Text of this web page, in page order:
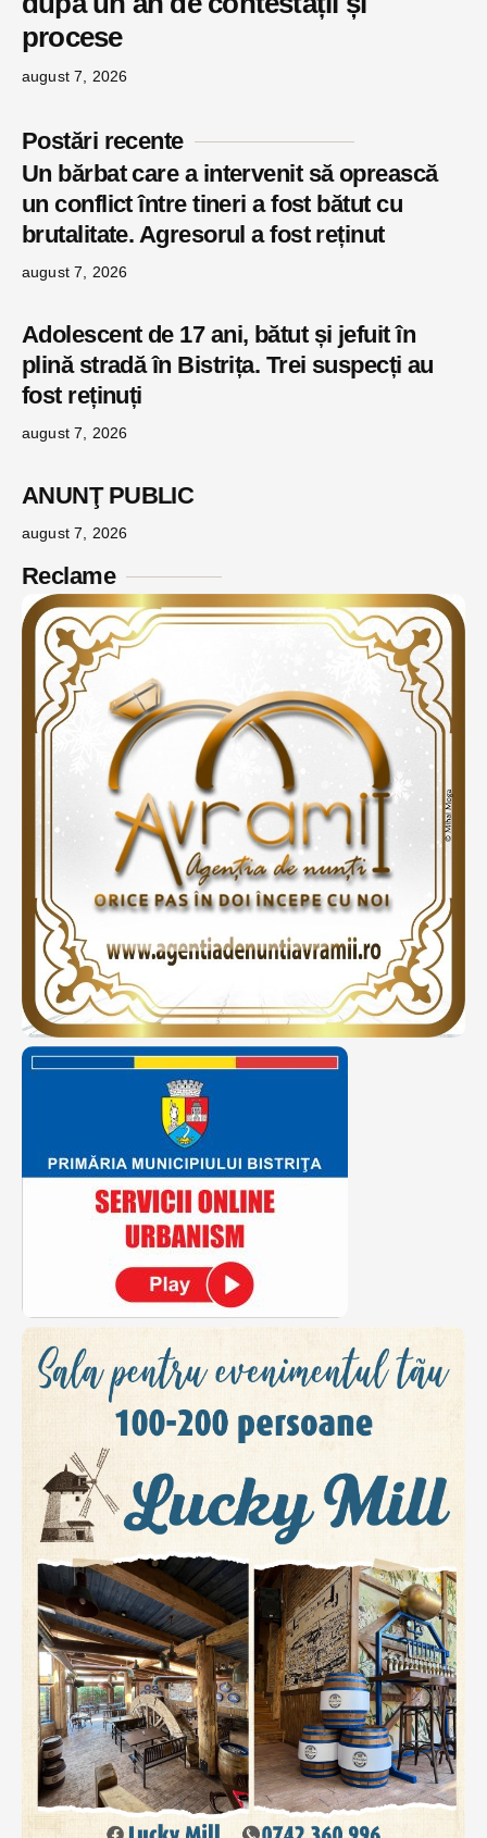
procese
august 7, 2026
Postări recente
Un bărbat care a intervenit să oprească
un conflict între tineri a fost bătut cu
brutalitate. Agresorul a fost reținut
august 7, 2026
Adolescent de 17 ani, bătut și jefuit în
plină stradă în Bistrița. Trei suspecți au
fost reținuți
august 7, 2026
ANUNŢ PUBLIC
august 7, 2026
Reclame